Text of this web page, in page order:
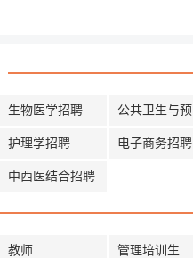
生物医学招聘
护理学招聘 电子商务招聘
中西医结合招聘
教师 管理培训生